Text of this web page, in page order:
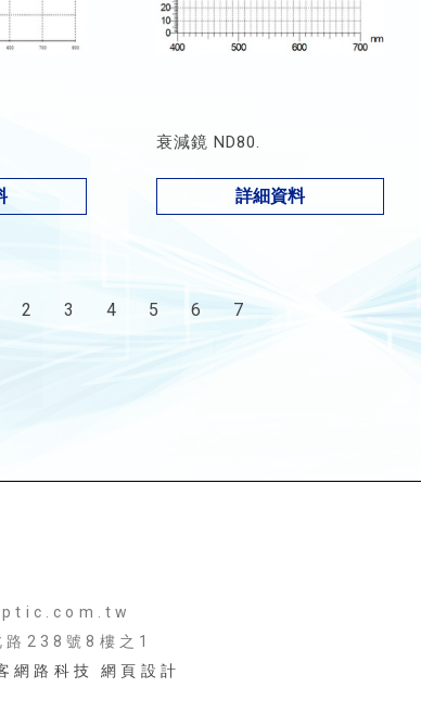
衰減鏡 ND80.
詳細資料
2 3 4 5 6 7
路238號8樓之1
網路科技 網頁設計